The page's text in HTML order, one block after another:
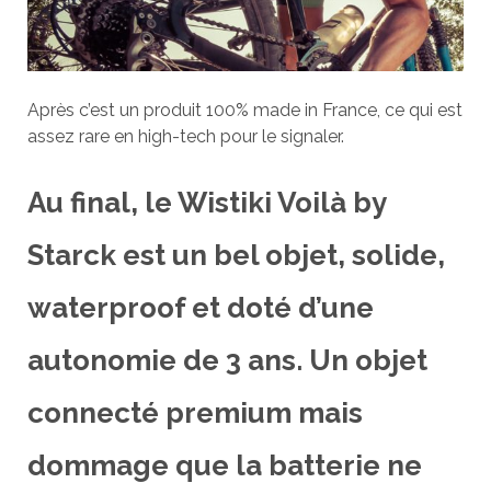
Après c’est un produit 100% made in France, ce qui est
assez rare en high-tech pour le signaler.
Au final, le Wistiki Voilà by
Starck est un bel objet, solide,
waterproof et doté d’une
autonomie de 3 ans. Un objet
connecté premium mais
dommage que la batterie ne